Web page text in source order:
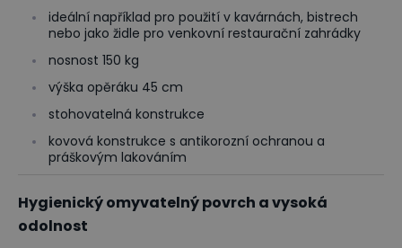
ideální například pro použití v kavárnách, bistrech
nebo jako židle pro venkovní restaurační zahrádky
nosnost 150 kg
výška opěráku 45 cm
stohovatelná konstrukce
kovová konstrukce s antikorozní ochranou a
práškovým lakováním
Hygienický omyvatelný povrch a vysoká
odolnost